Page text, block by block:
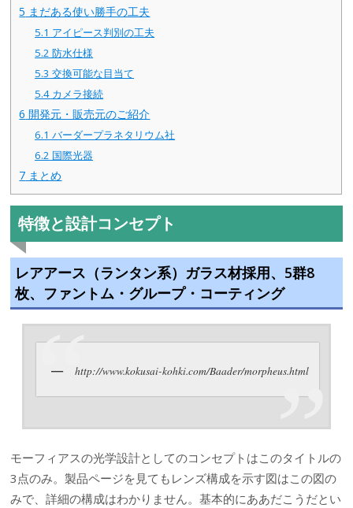
5 まだある使い勝手の工夫
5.1 アイピース判別の工夫
5.2 防水仕様
5.3 交換可能な目当て
5.4 カメラ接続
6 開発元・販売元のご紹介
6.1 バーダープラネタリウム社
6.2 国際光器
7 まとめ
特徴と設計コンセプト
レアアース（ランタン系）ガラス材採用、5群8
枚、ファントム・グループ・コーティング
http://www.kokusai-kohki.com/Baader/morpheus.html
モーフィアスの光学設計としてのコンセプトはこのタイトルの
3点のみ。製品ページを見てもレンズ構成を示す図はこの図の
みで、詳細の構成はわかりません。基本的にああだこうだとい